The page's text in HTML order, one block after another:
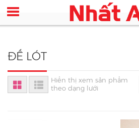
ĐẾ LÓT
Hiển thị xem sản phẩm
theo dạng lưới